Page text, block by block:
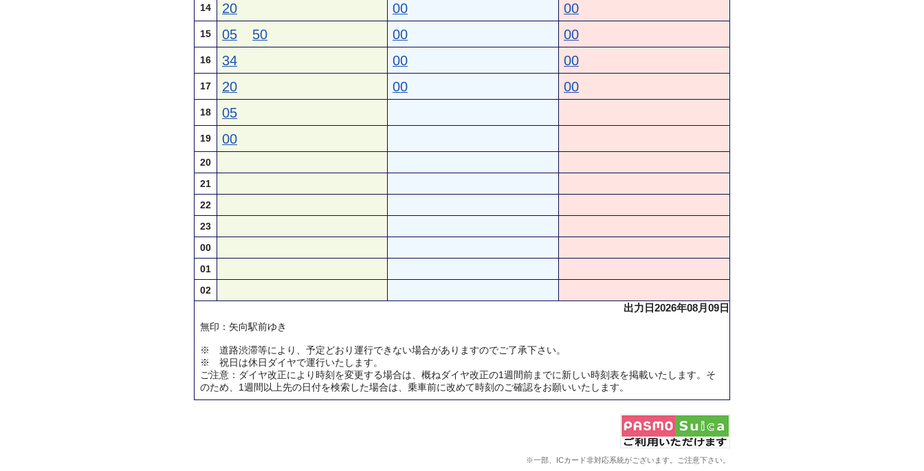
14 20 00 00
15 05 50 00 00
16 34 00 00
17 20 00 00
18 05
19 00
20
21
22
23
00
01
02
出力日2026年08月09日
無印：矢向駅前ゆき
※ 道路渋滞等により、予定どおり運行できない場合がありますのでご了承下さい。
※ 祝日は休日ダイヤで運行いたします。
ご注意：ダイヤ改正により時刻を変更する場合は、概ねダイヤ改正の1週間前までに新しい時刻表を掲載いたします。そ
のため、1週間以上先の日付を検索した場合は、乗車前に改めて時刻のご確認をお願いいたします。
※一部、ICカード非対応系統がございます。ご注意下さい。